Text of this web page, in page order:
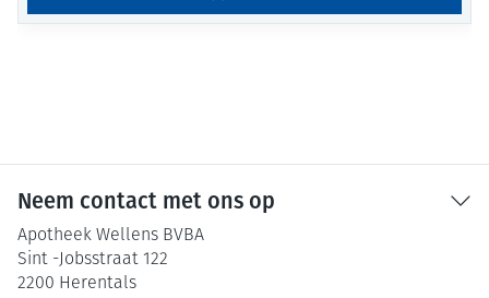
Neem contact met ons op
Apotheek Wellens BVBA
Sint -Jobsstraat 122
2200 Herentals